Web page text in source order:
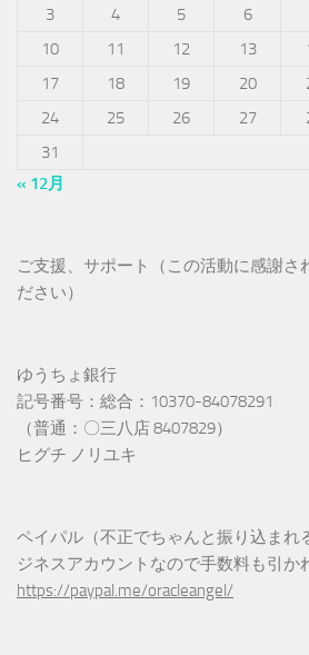
3
4 5 6
10
11 12 13
17
18 19 20
24
25 26 27
31
« 12月
ご支援、サポート（この活動に感謝さ
ださい）
ゆうちょ銀行
記号番号：総合：10370-84078291
（普通：〇三八店 8407829）
ヒグチ ノリユキ
ペイパル（不正でちゃんと振り込まれ
ジネスアカウントなので手数料も引か
https://paypal.me/oracleangel/